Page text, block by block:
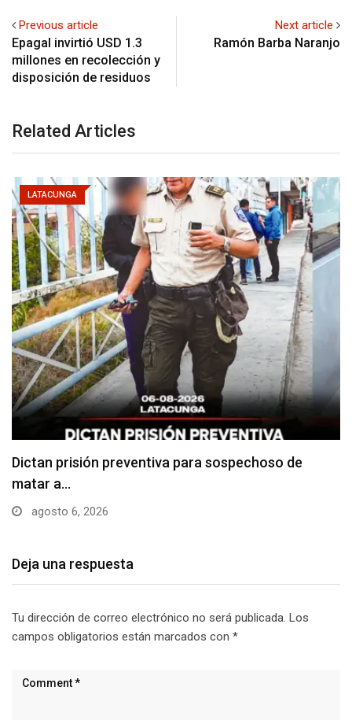
Previous article
Epagal invirtió USD 1.3
millones en recolección y
disposición de residuos
Next article
Ramón Barba Naranjo
Related Articles
LATACUNGA
Usuarios madrugan y hacen largas filas para
obtener…
agosto 6, 2026
Deja una respuesta
Tu dirección de correo electrónico no será publicada. Los
campos obligatorios están marcados con *